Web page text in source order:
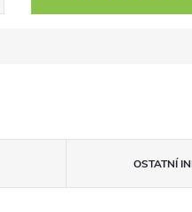
OSTATNÍ